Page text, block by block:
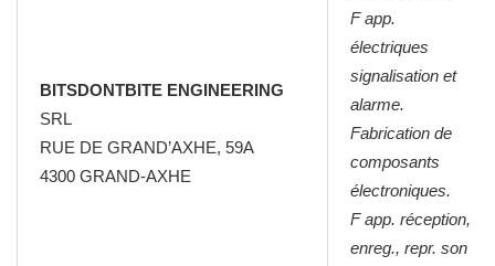
BITSDONTBITE ENGINEERING
SRL
RUE DE GRAND’AXHE, 59A
4300 GRAND-AXHE
F app.
électriques
signalisation et
alarme.
Fabrication de
composants
électroniques.
F app. réception,
enreg., repr. son